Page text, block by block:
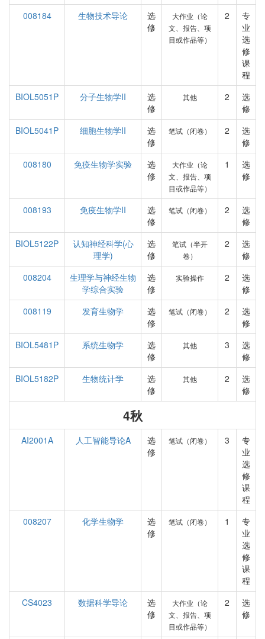
008184
生物技术导论
选
修
大作业（论
文、报告、项
目或作品等）
2
专
业
选
修
课
程
BIOL5051P
分子生物学II
选
修
其他 2
选
修
BIOL5041P
细胞生物学II
选
修
笔试（闭卷） 2
选
修
008180
免疫生物学实验
选
修
大作业（论
文、报告、项
目或作品等）
1
选
修
008193 免疫生物学II
选
修
笔试（闭卷） 2
选
修
BIOL5122P
认知神经科学(心
理学)
选
修
笔试（半开
卷）
2
选
修
008204
生理学与神经生物
学综合实验
选
修
实验操作 2
选
修
008119
发育生物学
选
修
笔试（闭卷） 2
选
修
BIOL5481P
系统生物学
选
修
其他 3
选
修
BIOL5182P
生物统计学
选
修
其他 2
选
修
4秋
AI2001A 人工智能导论A
选
修
笔试（闭卷） 3
专
业
选
修
课
程
008207
化学生物学
选
修
笔试（闭卷） 1
专
业
选
修
课
程
CS4023
数据科学导论
选
修
大作业（论
文、报告、项
目或作品等）
2
选
修